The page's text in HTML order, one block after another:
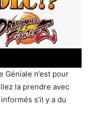
n’est pour
la prendre avec
s’il y a du